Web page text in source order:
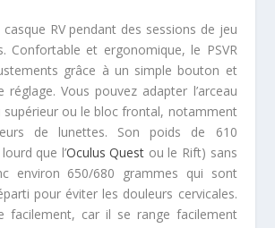
RV pendant des sessions de jeu
Confortable et ergonomique, le PSVR
grâce à un simple bouton et
Vous pouvez adapter l’arceau
supérieur ou le bloc frontal, notamment
de lunettes. Son poids de 610
que l’Oculus Quest ou le Rift) sans
environ 650/680 grammes qui sont
pour éviter les douleurs cervicales.
facilement, car il se range facilement